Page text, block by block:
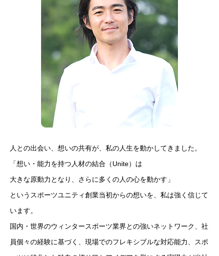
人との出会い、想いの共有が、私の人生を動かしてきました。
「想い・能力を持つ人材の結合（Unite）は
大きな原動力となり、さらに多くの人の心を動かす」
というスポーツユニティ創業当初からの想いを、私は強く信じて
います。
国内・世界のウィンタースポーツ業界との強いネットワーク、社
員個々の経験に基づく、現場でのフレキシブルな対応能力、スポ